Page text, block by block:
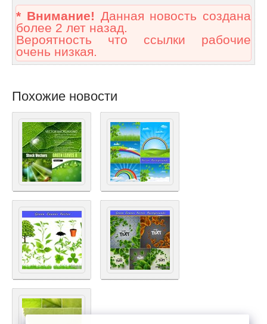
* Внимание! Данная новость создана
более 2 лет назад.
Вероятность что ссылки рабочие
очень низкая.
Похожие новости